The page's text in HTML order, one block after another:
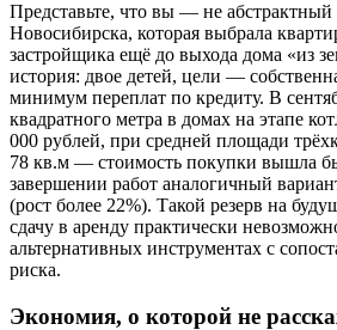
Представьте, что вы — не абстрактный
Новосибирска, которая выбрала
застройщика ещё до выхода дома «из
история: двое детей, цели —
минимум переплат по кредиту. В
квадратного метра в домах на этапе
000 рублей, при средней площади
78 кв.м — стоимость покупки вышла
завершении работ аналогичный
(рост более 22%). Такой резерв на
сдачу в аренду практически
альтернативных инструментах с
риска.
Экономия, о которой не